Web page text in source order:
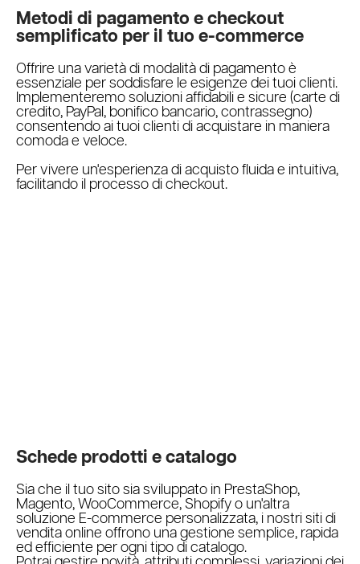
Metodi di pagamento e checkout
semplificato per il tuo e-commerce
Offrire una varietà di modalità di pagamento è
essenziale per soddisfare le esigenze dei tuoi clienti.
Implementeremo soluzioni affidabili e sicure (carte di
credito, PayPal, bonifico bancario, contrassegno)
consentendo ai tuoi clienti di acquistare in maniera
comoda e veloce.
Per vivere un'esperienza di acquisto fluida e intuitiva,
facilitando il processo di checkout.
Schede prodotti e catalogo
Sia che il tuo sito sia sviluppato in PrestaShop,
Magento, WooCommerce, Shopify o un'altra
soluzione E-commerce personalizzata, i nostri siti di
vendita online offrono una gestione semplice, rapida
ed efficiente per ogni tipo di catalogo.